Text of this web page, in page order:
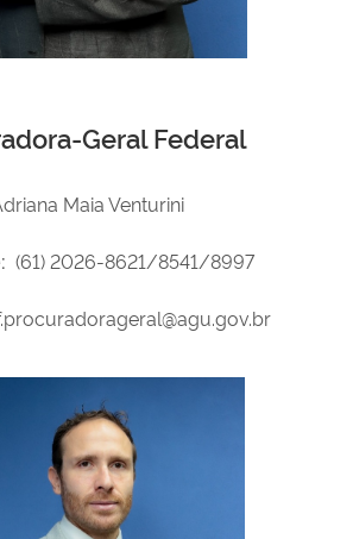
Geral Federal
Maia Venturini
(61) 2026-8621/8541/8997